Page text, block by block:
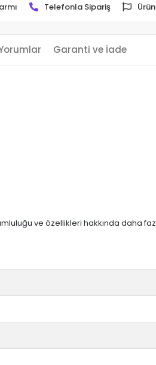
Telefonla Sipariş
Garanti ve İade
ve özellikleri hakkında daha